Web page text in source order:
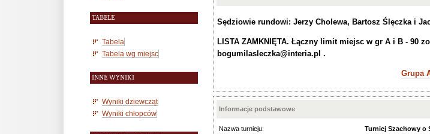
TABELE
Tabela
Tabela wg miejsc
INNE WYNIKI
Wyniki dziewcząt
Wyniki chłopców
Sędziowie rundowi: Jerzy Cholewa, Bartosz Ślęczka i
LISTA ZAMKNIĘTA. Łączny limit miejsc w gr A i B - 90
bogumilasleczka@interia.pl .
Grupa
Informacje podstawowe
Nazwa turnieju:
Turniej Szachowy o